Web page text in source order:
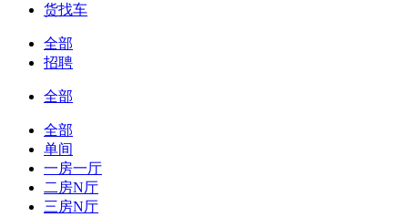
货找车
全部
招聘
全部
全部
单间
一房一厅
二房N厅
三房N厅